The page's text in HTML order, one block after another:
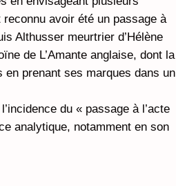
avoir été un passage à
Althusser meurtrier d’Hélène
de L’Amante anglaise, dont la
prenant ses marques dans un
du « passage à l’acte
analytique, notamment en son